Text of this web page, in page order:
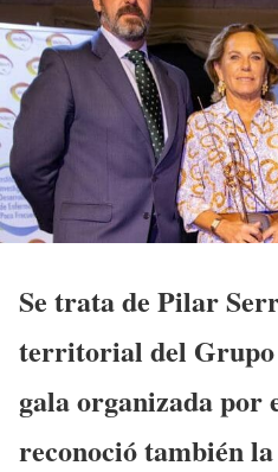
Se trata de Pilar
territorial del
gala organizada por
reconoció también